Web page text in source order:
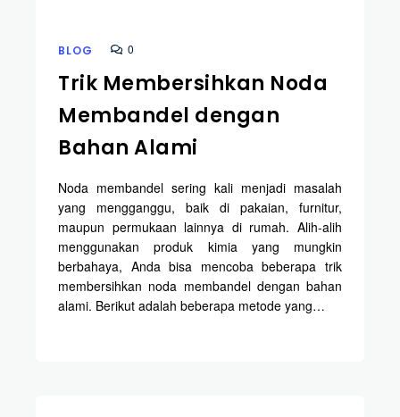
BLOG 0
Trik Membersihkan Noda
Membandel dengan
Bahan Alami
Noda membandel sering kali menjadi masalah
yang mengganggu, baik di pakaian, furnitur,
maupun permukaan lainnya di rumah. Alih-alih
menggunakan produk kimia yang mungkin
berbahaya, Anda bisa mencoba beberapa trik
membersihkan noda membandel dengan bahan
alami. Berikut adalah beberapa metode yang…